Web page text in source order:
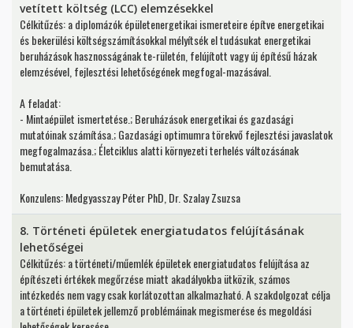
vetített költség (LCC) elemzésekkel
Célkitűzés: a diplomázók épületenergetikai ismereteire építve energetikai
és bekerülési költségszámításokkal mélyítsék el tudásukat energetikai
beruházások hasznosságának te-rületén, felújított vagy új építésű házak
elemzésével, fejlesztési lehetőségének megfogal-mazásával.
A feladat:
- Mintaépület ismertetése.; Beruházások energetikai és gazdasági
mutatóinak számítása.; Gazdasági optimumra törekvő fejlesztési javaslatok
megfogalmazása.; Életciklus alatti környezeti terhelés változásának
bemutatása.
Konzulens: Medgyasszay Péter PhD, Dr. Szalay Zsuzsa
8. Történeti épületek energiatudatos felújításának
lehetőségei
Célkitűzés: a történeti/műemlék épületek energiatudatos felújítása az
építészeti értékek megőrzése miatt akadályokba ütközik, számos
intézkedés nem vagy csak korlátozottan alkalmazható. A szakdolgozat célja
a történeti épületek jellemző problémáinak megismerése és megoldási